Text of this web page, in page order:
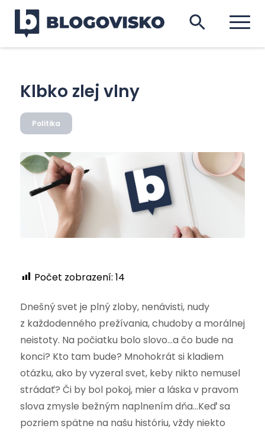
Klbko zlej vlny
Politika
Počet zobrazení: 14
Dnešný svet je plný zloby, nenávisti, nudy
z každodenného prežívania, chudoby a morálnej
neistoty. Na počiatku bolo slovo…a čo bude na
konci? Kto tam bude? Mnohokrát si kladiem
otázku, ako by vyzeral svet, keby nikto nemusel
strádať? Či by bol pokoj, mier a láska v pravom
slova zmysle bežným naplnením dňa…Keď sa
pozriem spätne na našu históriu, vždy niekto